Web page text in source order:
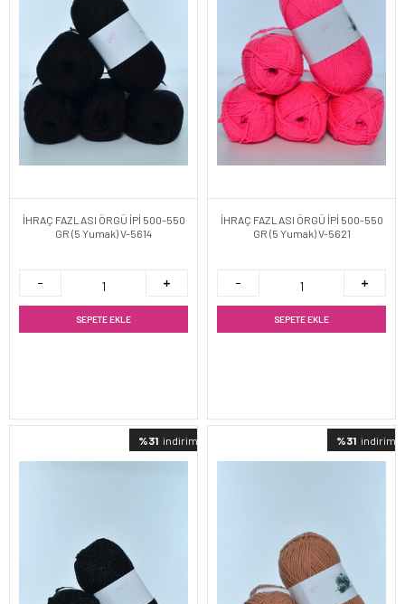
İHRAÇ FAZLASI ÖRGÜ İPİ 500-550
GR (5 Yumak) V-5614
SEPETE EKLE
İHRAÇ FAZLASI ÖRGÜ İPİ 500-550
GR (5 Yumak) V-5621
SEPETE EKLE
%31 indirimli %31 indirimli